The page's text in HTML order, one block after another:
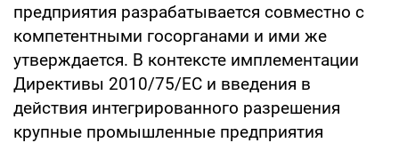
предприятия разрабатывается совместно с
компетентными госорганами и ими же
утверждается. В контексте имплементации
Директивы 2010/75/ЕС и введения в
действия интегрированного разрешения
крупные промышленные предприятия